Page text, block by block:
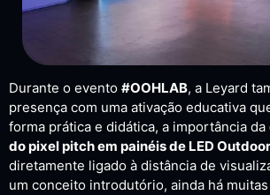
Durante o evento #OOHLAB, a Leyard
presença com uma ativação educativa
forma prática e didática, a importância da
do pixel pitch em painéis de LED Outdoor
diretamente ligado à distância de
um conceito introdutório, ainda há